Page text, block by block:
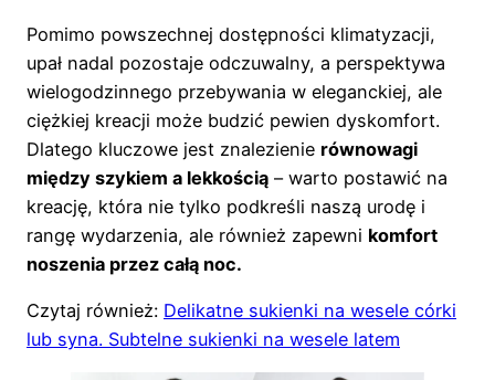
Pomimo powszechnej dostępności klimatyzacji,
upał nadal pozostaje odczuwalny, a perspektywa
wielogodzinnego przebywania w eleganckiej, ale
ciężkiej kreacji może budzić pewien dyskomfort.
Dlatego kluczowe jest znalezienie równowagi
między szykiem a lekkością – warto postawić na
kreację, która nie tylko podkreśli naszą urodę i
rangę wydarzenia, ale również zapewni komfort
noszenia przez całą noc.
Czytaj również: Delikatne sukienki na wesele córki
lub syna. Subtelne sukienki na wesele latem